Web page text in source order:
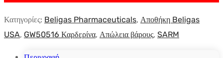
Κατηγορίες: Beligas Pharmaceuticals, Αποθήκη Beligas
USA, GW50516 Καρδερίνα, Απώλεια βάρους, SARM